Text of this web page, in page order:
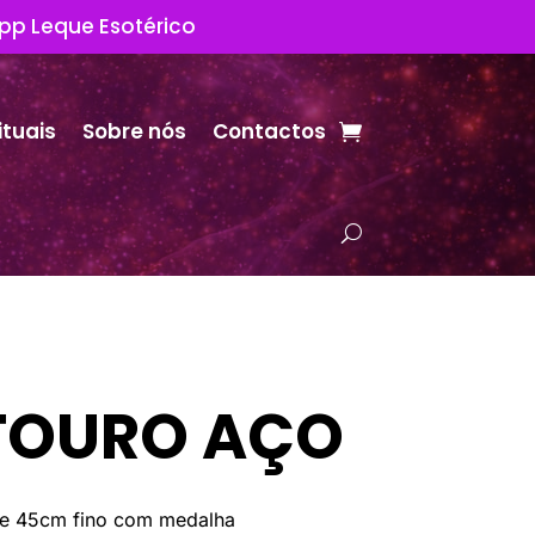
Leque Esotérico
Sobre nós Contactos
AÇO
45cm fino com medalha